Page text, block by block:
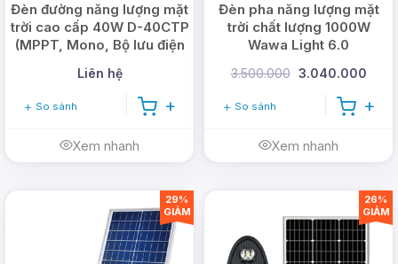
Đèn đường năng lượng mặt
trời cao cấp 40W D-40CTP
(MPPT, Mono, Bộ lưu điện
Liên hệ
So sánh
Xem nhanh
Đèn pha năng lượng mặt
trời chất lượng 1000W
Wawa Light 6.0
3.500.000 3.040.000
So sánh
Xem nhanh
29%
GIẢM
26%
GIẢM